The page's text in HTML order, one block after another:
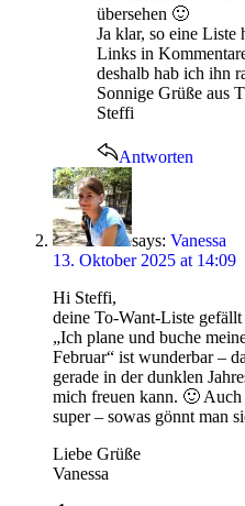
übersehen 🙂
Ja klar, so eine
Links in
deshalb hab ich ihn
Sonnige Grüße aus
Steffi
Antworten
says: Vanessa
13. Oktober 2025 at 14:09
Hi Steffi,
deine To-Want-Liste
„Ich plane und buche
Februar“ ist wunderbar –
gerade in der dunklen
mich freuen kann. 🙂
super – sowas gönnt man
Liebe Grüße
Vanessa